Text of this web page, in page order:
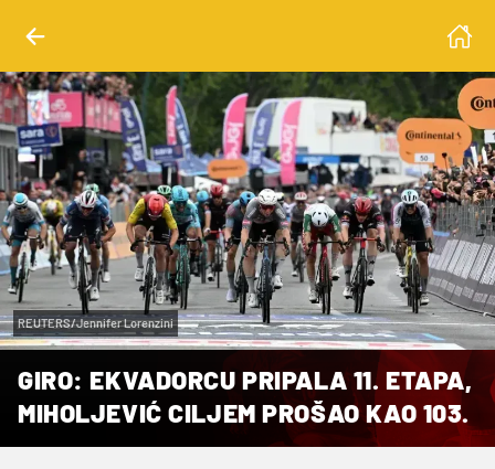
REUTERS/Jennifer Lorenzini
GIRO: EKVADORCU PRIPALA 11. ETAPA,
MIHOLJEVIĆ CILJEM PROŠAO KAO 103.